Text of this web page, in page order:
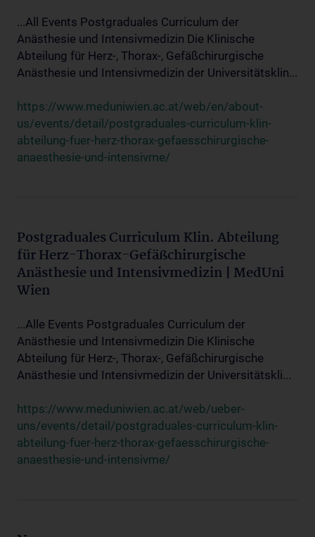
...All Events Postgraduales Curriculum der
Anästhesie und Intensivmedizin Die Klinische
Abteilung für Herz-, Thorax-, Gefäßchirurgische
Anästhesie und Intensivmedizin der Universitätsklin...
https://www.meduniwien.ac.at/web/en/about-
us/events/detail/postgraduales-curriculum-klin-
abteilung-fuer-herz-thorax-gefaesschirurgische-
anaesthesie-und-intensivme/
Postgraduales Curriculum Klin. Abteilung
für Herz-Thorax-Gefäßchirurgische
Anästhesie und Intensivmedizin | MedUni
Wien
...Alle Events Postgraduales Curriculum der
Anästhesie und Intensivmedizin Die Klinische
Abteilung für Herz-, Thorax-, Gefäßchirurgische
Anästhesie und Intensivmedizin der Universitätskli...
https://www.meduniwien.ac.at/web/ueber-
uns/events/detail/postgraduales-curriculum-klin-
abteilung-fuer-herz-thorax-gefaesschirurgische-
anaesthesie-und-intensivme/